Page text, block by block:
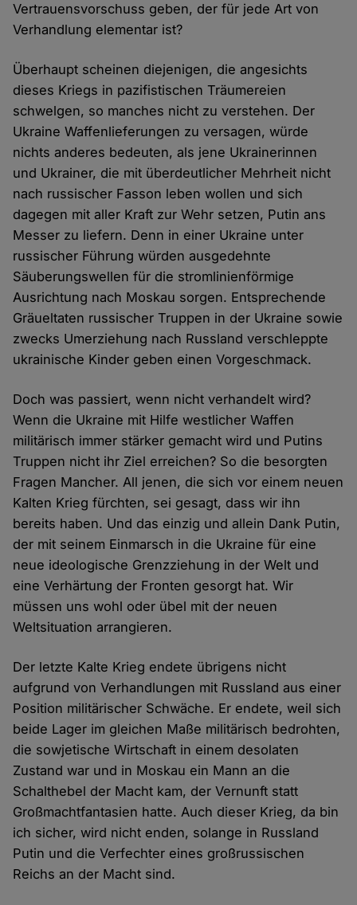
Vertrauensvorschuss geben, der für jede Art von
Verhandlung elementar ist?
Überhaupt scheinen diejenigen, die angesichts
dieses Kriegs in pazifistischen Träumereien
schwelgen, so manches nicht zu verstehen. Der
Ukraine Waffenlieferungen zu versagen, würde
nichts anderes bedeuten, als jene Ukrainerinnen
und Ukrainer, die mit überdeutlicher Mehrheit nicht
nach russischer Fasson leben wollen und sich
dagegen mit aller Kraft zur Wehr setzen, Putin ans
Messer zu liefern. Denn in einer Ukraine unter
russischer Führung würden ausgedehnte
Säuberungswellen für die stromlinienförmige
Ausrichtung nach Moskau sorgen. Entsprechende
Gräueltaten russischer Truppen in der Ukraine sowie
zwecks Umerziehung nach Russland verschleppte
ukrainische Kinder geben einen Vorgeschmack.
Doch was passiert, wenn nicht verhandelt wird?
Wenn die Ukraine mit Hilfe westlicher Waffen
militärisch immer stärker gemacht wird und Putins
Truppen nicht ihr Ziel erreichen? So die besorgten
Fragen Mancher. All jenen, die sich vor einem neuen
Kalten Krieg fürchten, sei gesagt, dass wir ihn
bereits haben. Und das einzig und allein Dank Putin,
der mit seinem Einmarsch in die Ukraine für eine
neue ideologische Grenzziehung in der Welt und
eine Verhärtung der Fronten gesorgt hat. Wir
müssen uns wohl oder übel mit der neuen
Weltsituation arrangieren.
Der letzte Kalte Krieg endete übrigens nicht
aufgrund von Verhandlungen mit Russland aus einer
Position militärischer Schwäche. Er endete, weil sich
beide Lager im gleichen Maße militärisch bedrohten,
die sowjetische Wirtschaft in einem desolaten
Zustand war und in Moskau ein Mann an die
Schalthebel der Macht kam, der Vernunft statt
Großmachtfantasien hatte. Auch dieser Krieg, da bin
ich sicher, wird nicht enden, solange in Russland
Putin und die Verfechter eines großrussischen
Reichs an der Macht sind.